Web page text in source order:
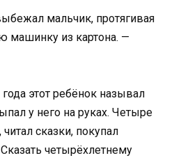
мальчик, протягивая
машинку из картона. —
этот ребёнок называл
у него на руках. Четыре
читал сказки, покупал
четырёхлетнему